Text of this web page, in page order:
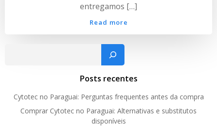
entregamos […]
Read more
Pesquisar
Posts recentes
Cytotec no Paraguai: Perguntas frequentes antes da compra
Comprar Cytotec no Paraguai: Alternativas e substitutos
disponíveis